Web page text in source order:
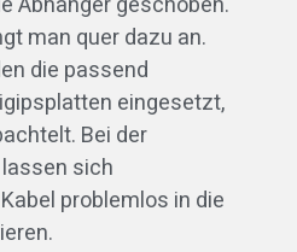
man quer dazu an.
die passend
eingesetzt,
Bei der
sich
problemlos in die